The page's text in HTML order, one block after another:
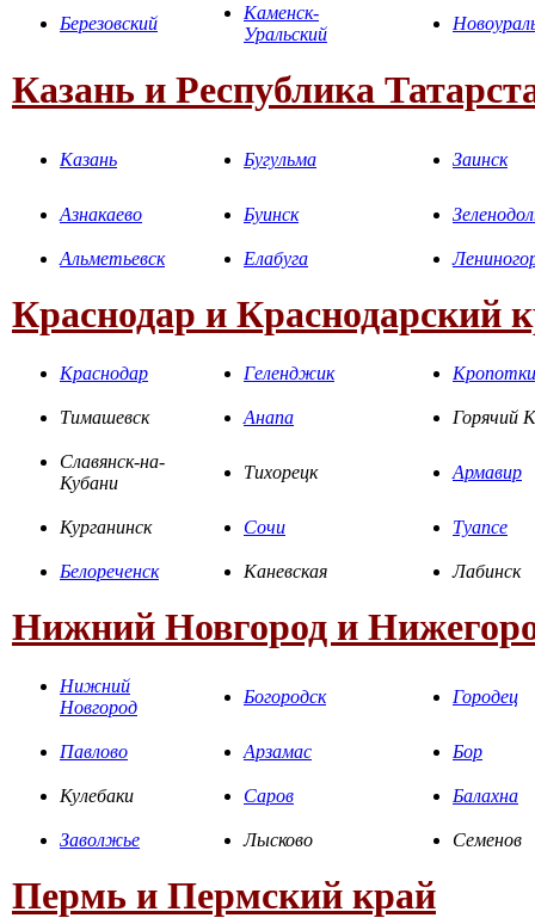
Березовский
Каменск-
Уральский
Казань и Республика
Казань Бугульма Заинск
Азнакаево Буинск
Альметьевск Елабуга
Краснодар и Краснодарский
Краснодар Геленджик
Тимашевск Анапа Горячий
Славянск-на-
Кубани
Тихорецк Армавир
Курганинск Сочи Туапсе
Белореченск Каневская Лабинск
Нижний Новгород и
Нижний
Новгород
Богородск Городец
Павлово Арзамас Бор
Кулебаки Саров Балахна
Заволжье Лысково Семенов
Пермь и Пермский край